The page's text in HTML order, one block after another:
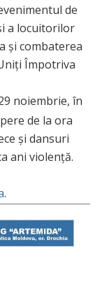
de
a locuitorilor
și combaterea
Împotriva
noiembrie, în
de la ora
și dansuri
ani violență.
.